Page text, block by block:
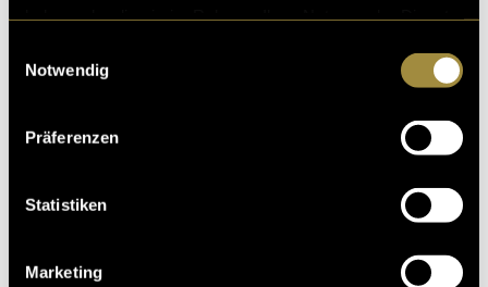
Notwendig
Präferenzen
Statistiken
Marketing